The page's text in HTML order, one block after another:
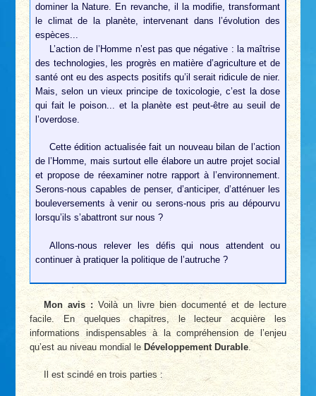
dominer la Nature. En revanche, il la modifie, transformant
le climat de la planète, intervenant dans l’évolution des
espèces...
L’action de l’Homme n’est pas que négative : la maîtrise
des technologies, les progrès en matière d’agriculture et de
santé ont eu des aspects positifs qu’il serait ridicule de nier.
Mais, selon un vieux principe de toxicologie, c’est la dose
qui fait le poison... et la planète est peut-être au seuil de
l’overdose.
Cette édition actualisée fait un nouveau bilan de l’action
de l’Homme, mais surtout elle élabore un autre projet social
et propose de réexaminer notre rapport à l’environnement.
Serons-nous capables de penser, d’anticiper, d’atténuer les
bouleversements à venir ou serons-nous pris au dépourvu
lorsqu’ils s’abattront sur nous ?
Allons-nous relever les défis qui nous attendent ou
continuer à pratiquer la politique de l’autruche ?
Mon avis :Voilà un livre bien documenté et de lecture
facile. En quelques chapitres, le lecteur acquière les
informations indispensables à la compréhension de l’enjeu
qu’est au niveau mondial le Développement Durable.
Il est scindé en trois parties :